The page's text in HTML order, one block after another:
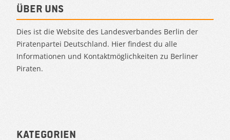
Über uns
Dies ist die Website des Landesverbandes Berlin der
Piratenpartei Deutschland. Hier findest du alle
Informationen und Kontaktmöglichkeiten zu Berliner
Piraten.
Kategorien